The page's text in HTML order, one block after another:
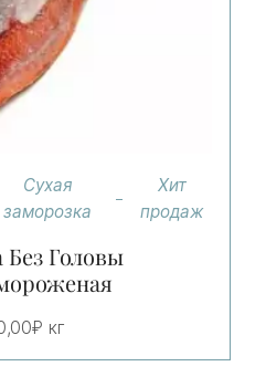
Сухая
заморозка
Хит
продаж
Без Головы
₽ кг